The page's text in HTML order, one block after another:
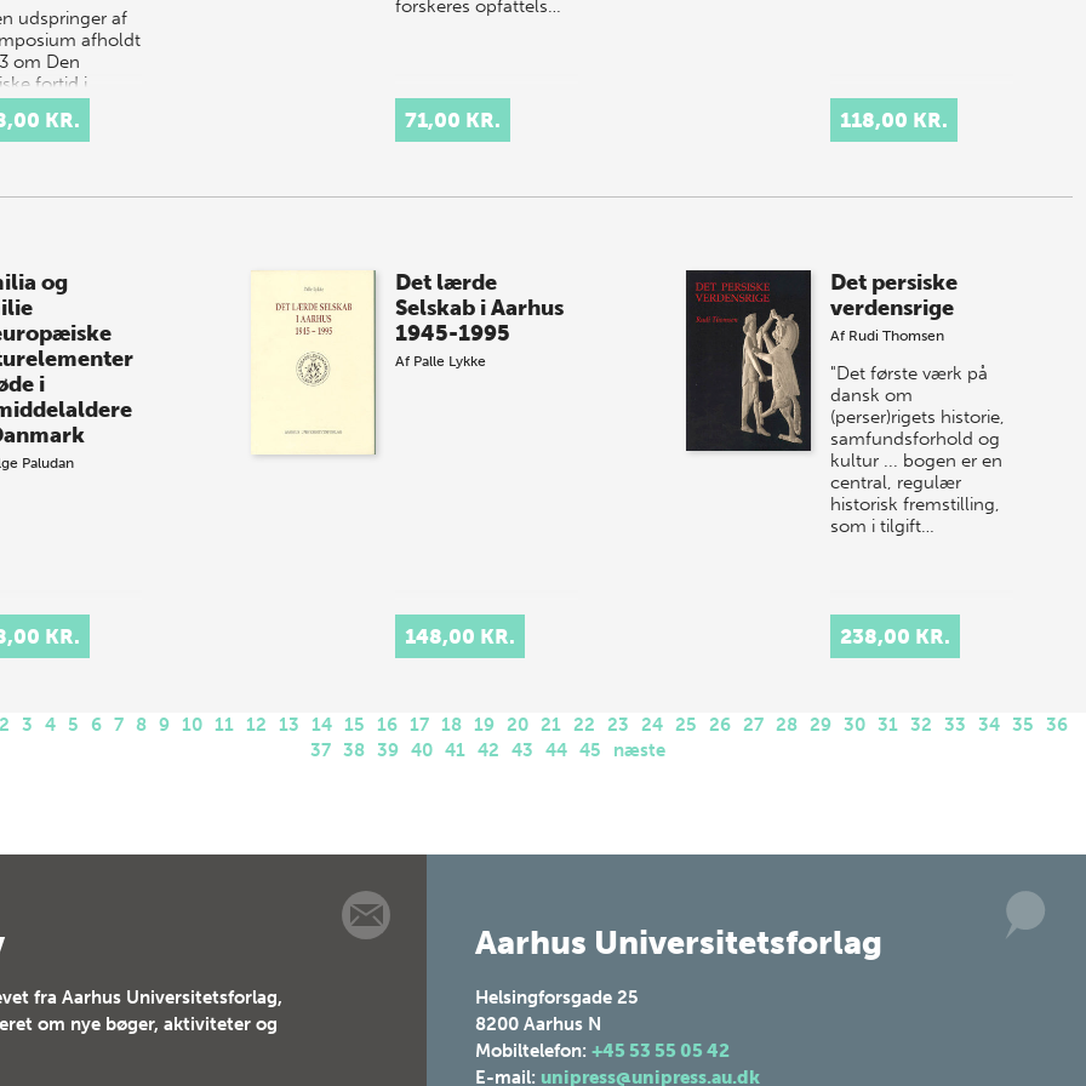
udspringer af
afholdt
om Den
fortid i
kultur.
var at
rødderne
KR.
forskeres opfattels…
71,00 KR. 118,00 KR.
og
i
Paludan
KR.
Det lærde
Selskab i Aarhus
1945-1995
Af Palle Lykke
148,00 KR.
Det persiske
verdensrige
Af Rudi Thomsen
"Det første værk på
dansk om
(perser)rigets historie,
samfundsforhold og
kultur ... bogen er en
central, regulær
historisk fremstilling,
som i tilgift…
238,00 KR.
2 3 4 5 6 7 8 9 10 11 12 13 14 15 16 17 18 19 20 21 22 23 24 25 26 27 28 29 30 31 32 33 34 35
36
37 38 39 40 41 42 43 44 45 næste
fra Aarhus Universitetsforlag,
om nye bøger, aktiviteter og
Aarhus Universitetsforlag
Helsingforsgade 25
8200 Aarhus N
Mobiltelefon: +45 53 55 05 42
E-mail: unipress@unipress.au.dk